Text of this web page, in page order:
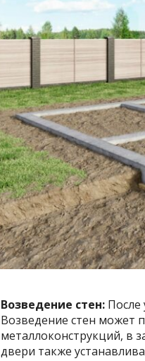
Возведение стен: После
Возведение стен может
металлоконструкций, в
двери также